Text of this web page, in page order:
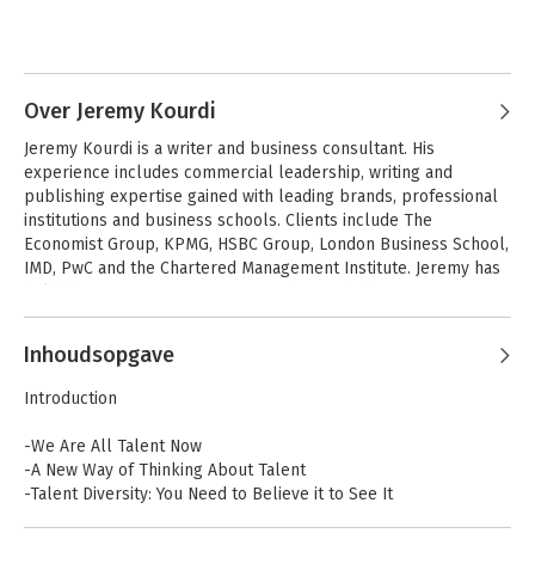
Over Jeremy Kourdi
Jeremy Kourdi is a writer and business consultant. His
experience includes commercial leadership, writing and
publishing expertise gained with leading brands, professional
institutions and business schools. Clients include The
Economist Group, KPMG, HSBC Group, London Business School,
IMD, PwC and the Chartered Management Institute. Jeremy has
Group, leading international teams based in London and Vienna
brand. He has also work as Head of Publishing and Research at
the Chartered Management Institute and has established
Andere boeken door Jeremy Kourdi
Inhoudsopgave
Introduction
-We Are All Talent Now
-A New Way of Thinking About Talent
-Talent Diversity: You Need to Believe it to See It